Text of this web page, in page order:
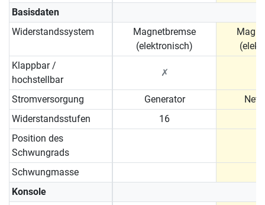
Basisdaten
Widerstandssystem
Magnetbremse
(elektronisch)
Klappbar /
hochstellbar
✗
Stromversorgung Generator
Widerstandsstufen
16
Position des
Schwungrads
Schwungmasse
Konsole